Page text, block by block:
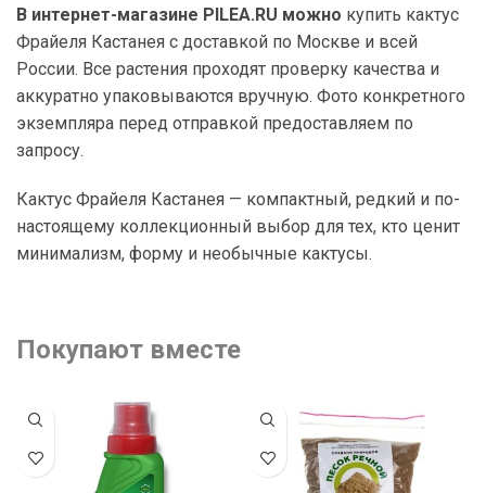
В интернет-магазине PILEA.RU можно купить кактус
Фрайеля Кастанея с доставкой по Москве и всей
России. Все растения проходят проверку качества и
аккуратно упаковываются вручную. Фото конкретного
экземпляра перед отправкой предоставляем по
запросу.
Кактус Фрайеля Кастанея — компактный, редкий и по-
настоящему коллекционный выбор для тех, кто ценит
минимализм, форму и необычные кактусы.
Покупают вместе